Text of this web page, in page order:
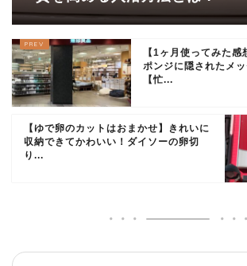
【1ヶ月使ってみた
ポンジに隠されたメ
【忙...
【ゆで卵のカットはおまかせ】きれいに
収納できてかわいい！ダイソーの卵切
り...